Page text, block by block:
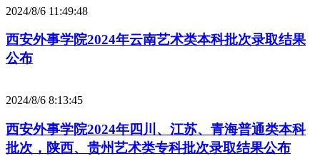
2024/8/6 11:49:48
西安外事学院2024年云南艺术类本科批次录取结果
公布
2024/8/6 8:13:45
西安外事学院2024年四川、江苏、青海普通类本科
批次，陕西、贵州艺术类专科批次录取结果公布